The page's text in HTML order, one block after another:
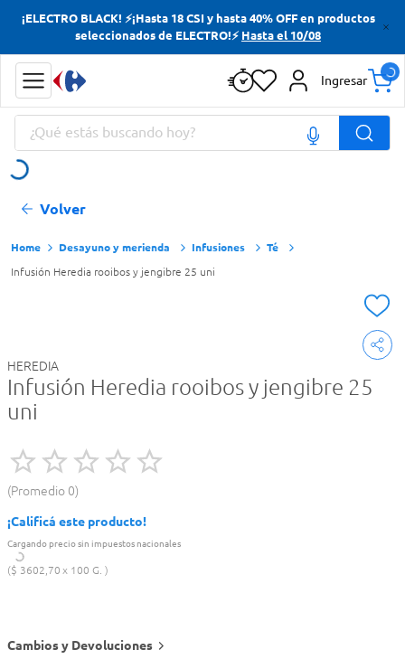
¡ELECTRO BLACK! ⚡¡Hasta 18 CSI y hasta 40% OFF en productos
seleccionados de ELECTRO!⚡ Hasta el 10/08
Ingresar
¿Qué estás buscando hoy?
Volver
Desayuno y merienda Infusiones Té
Infusión Heredia rooibos y jengibre 25 uni
HEREDIA
Infusión Heredia rooibos y jengibre 25
uni
Promedio 0
¡Calificá este producto!
Cargando precio sin impuestos nacionales
$ 3602,70 100 G.
Cambios y Devoluciones
Términos más buscados
Yerba
Cerveza
Doves
Términos más buscados
Yerba
Cerveza
Doves
Jabon Tocador